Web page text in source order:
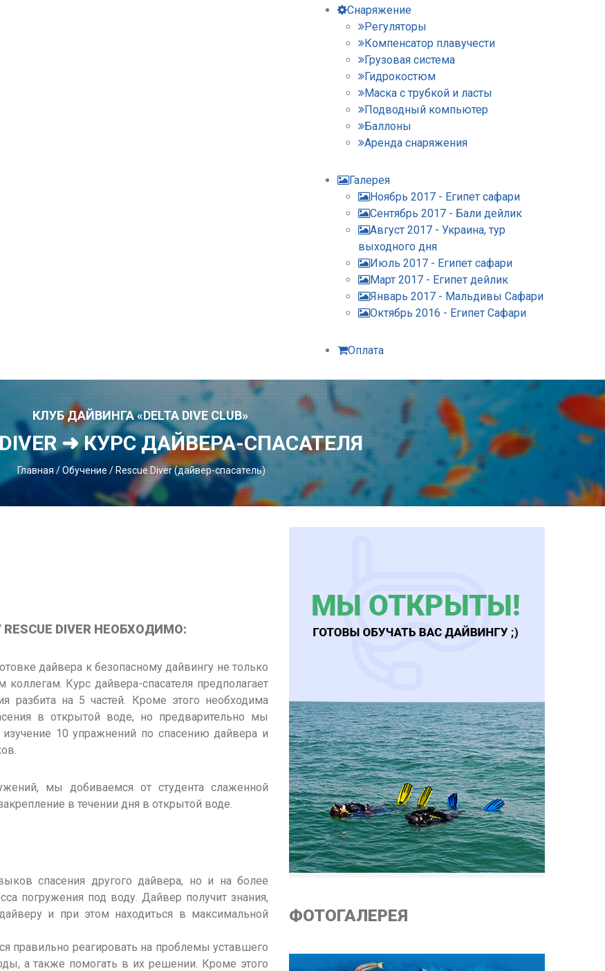
Снаряжение
Регуляторы
Компенсатор плавучести
Грузовая система
Гидрокостюм
Маска с трубкой и ласты
Подводный компьютер
Баллоны
Аренда снаряжения
Галерея
Ноябрь 2017 - Египет сафари
Сентябрь 2017 - Бали дейлик
Август 2017 - Украина, тур
выходного дня
Июль 2017 - Египет сафари
Март 2017 - Египет дейлик
Январь 2017 - Мальдивы Сафари
Октябрь 2016 - Египет Сафари
Оплата
КЛУБ ДАЙВИНГА «DELTA DIVE CLUB»
DIVER ➜ КУРС ДАЙВЕРА-СПАСАТЕЛЯ
Главная/Обучение /Rescue Diver (дайвер-спасатель)
DIVER НЕОБХОДИМО:
дайвера к безопасному дайвингу не только
Курс дайвера-спасателя предполагает
разбита на 5 частей. Кроме этого необходима
в открытой воде, но предварительно мы
10 упражнений по спасению дайвера и
мы добиваемся от студента слаженной
в течении дня в открытой воде.
спасения другого дайвера, но и на более
погружения под воду. Дайвер получит знания,
и при этом находиться в максимальной
правильно реагировать на проблемы уставшего
а также помогать в их решении. Кроме этого
ФОТОГАЛЕРЕЯ